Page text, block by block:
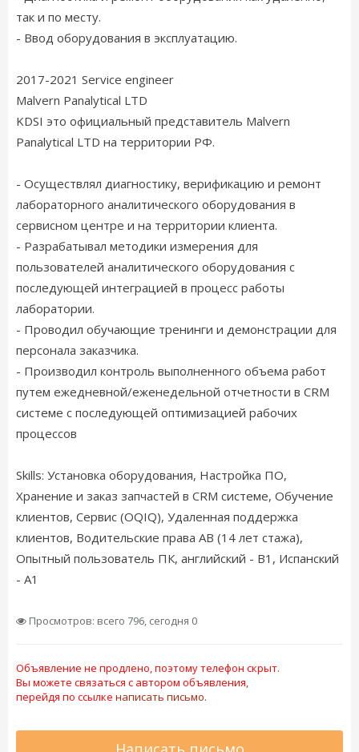
так и по месту.
- Ввод оборудования в эксплуатацию.
2017-2021 Service engineer
Malvern Panalytical LTD
KDSI это официальный представитель Malvern
Panalytical LTD на территории РФ.
- Осуществлял диагностику, верификацию и ремонт
лабораторного аналитического оборудования в
сервисном центре и на территории клиента.
- Разрабатывал методики измерения для
пользователей аналитического оборудования с
последующей интеграцией в процесс работы
лаборатории.
- Проводил обучающие тренинги и демонстрации для
персонала заказчика.
- Производил контроль выполненного объема работ
путем ежедневной/еженедельной отчетности в CRM
системе с последующей оптимизацией рабочих
процессов
Skills: Установка оборудования, Настройка ПО,
Хранение и заказ запчастей в CRM системе, Обучение
клиентов, Сервис (OQIQ), Удаленная поддержка
клиентов, Водительские права АВ (14 лет стажа),
Опытный пользователь ПК, английский - B1, Испанский
- A1
Просмотров: всего 796, сегодня 0
Объявление не продлено, поэтому телефон скрыт.
Вы можете связаться с автором объявления,
перейдя по ссылке написать письмо.